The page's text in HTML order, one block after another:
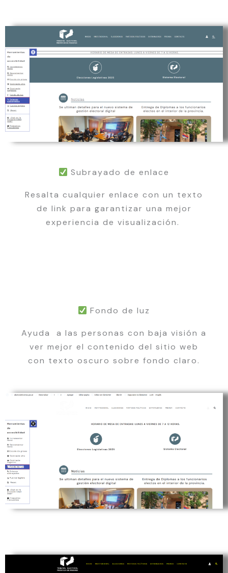
Subrayado de enlace
Resalta cualquier enlace con un texto
de link para garantizar una mejor
experiencia de visualización.
Fondo de luz
Ayuda a las personas con baja visión a
ver mejor el contenido del sitio web
con texto oscuro sobre fondo claro.